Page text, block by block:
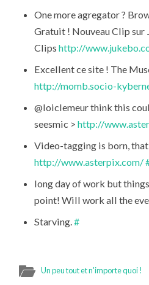
One more agregator ?
Gratuit ! Nouveau Clip sur
Clips http://
Excellent ce site ! The
http://momb.socio-
@loiclemeur think this
seesmic > http://
Video-tagging is born,
http://www.asterpix.com/
long day of work but
point! Will work all the
Starving.#
Un peu tout et n'importe quoi !